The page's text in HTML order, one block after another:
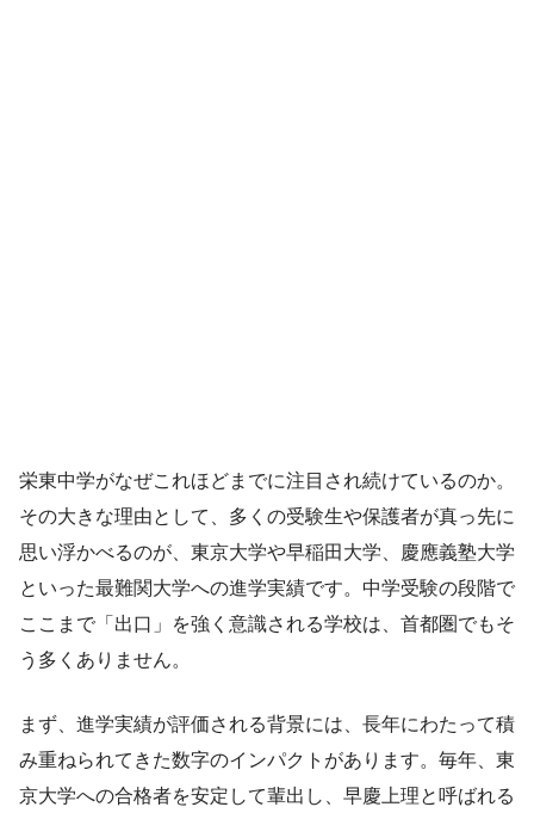
栄東中学がなぜこれほどまでに注目され続けているのか。
その大きな理由として、多くの受験生や保護者が真っ先に
思い浮かべるのが、東京大学や早稲田大学、慶應義塾大学
といった最難関大学への進学実績です。中学受験の段階で
ここまで「出口」を強く意識される学校は、首都圏でもそ
う多くありません。
まず、進学実績が評価される背景には、長年にわたって積
み重ねられてきた数字のインパクトがあります。毎年、東
京大学への合格者を安定して輩出し、早慶上理と呼ばれる